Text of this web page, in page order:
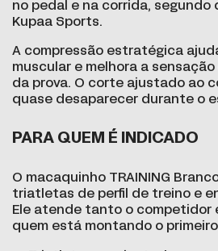
no pedal e na corrida, segundo
Kupaa Sports.
A compressão estratégica
muscular e melhora a
da prova. O corte ajustado ao
quase desaparecer durante o
PARA QUEM É INDICADO
O macaquinho TRAINING
triatletas de perfil de treino e
Ele atende tanto o competidor
quem está montando o